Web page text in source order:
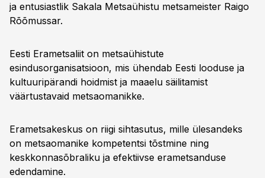
ja entusiastlik Sakala Metsaühistu metsameister Raigo
Rõõmussar.
Eesti Erametsaliit on metsaühistute
esindusorganisatsioon, mis ühendab Eesti looduse ja
kultuuripärandi hoidmist ja maaelu säilitamist
väärtustavaid metsaomanikke.
Erametsakeskus on riigi sihtasutus, mille ülesandeks
on metsaomanike kompetentsi tõstmine ning
keskkonnasõbraliku ja efektiivse erametsanduse
edendamine.